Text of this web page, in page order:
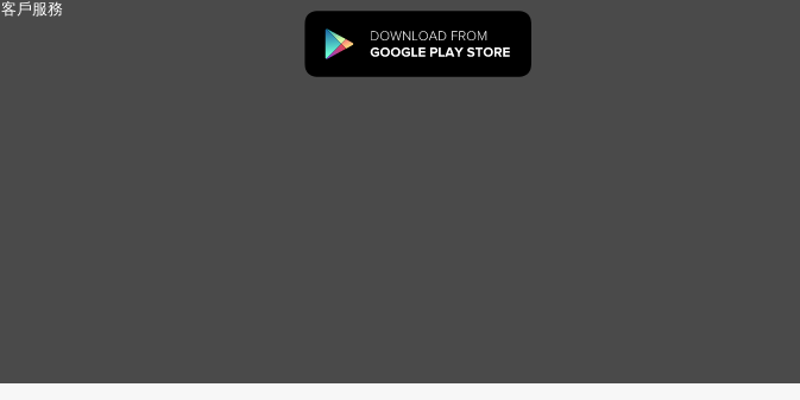
客戶服務